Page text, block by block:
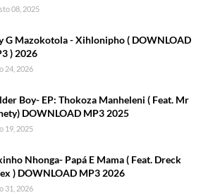
08, 2025
G Mazokotola - Xihlonipho ( DOWNLOAD
) 2026
24, 2026
Boy- EP: Thokoza Manheleni ( Feat. Mr
DOWNLOAD MP3 2025
19, 2025
Nhonga- Papá E Mama ( Feat. Dreck
) DOWNLOAD MP3 2026
31, 2026